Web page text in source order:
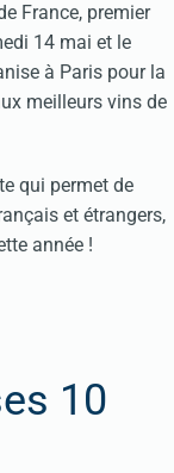
France, premier
14 mai et le
à Paris pour la
meilleurs vins de
qui permet de
et étrangers,
année !
10